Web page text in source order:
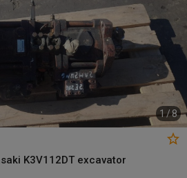
1 /8
K3V112DT excavator